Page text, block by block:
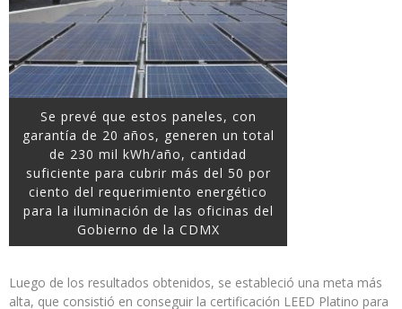
Se prevé que estos paneles, con
garantía de 20 años, generen un total
de 230 mil kWh/año, cantidad
suficiente para cubrir más del 50 por
ciento del requerimiento energético
para la iluminación de las oficinas del
Gobierno de la CDMX
Luego de los resultados obtenidos, se estableció una meta más
alta, que consistió en conseguir la certificación LEED Platino para